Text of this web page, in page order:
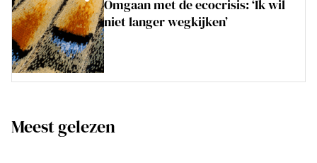
Omgaan met de ecocrisis: ‘Ik wil
niet langer wegkijken’
Meest gelezen